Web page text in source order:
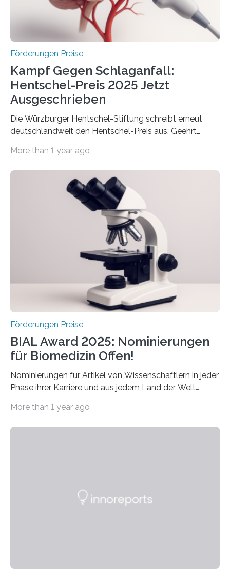
Wirtschaft und Energie eine gute Nachricht:
Überplanmäßige Verpflichtungsermächtigungen in
Förderungen Preise
Kampf Gegen Schlaganfall:
Hentschel-Preis 2025 Jetzt
Ausgeschrieben
Die Würzburger Hentschel-Stiftung schreibt erneut
deutschlandweit den Hentschel-Preis aus. Geehrt
hochrangige wissenschaftliche Publikation zum Thema
Schlaganfall“ mit Sitz in Würzburg fördert die
Schlaganfallforschung, um die Behandlung der
Betroffenen zu verbessern. Dazu schreibt sie auch in
diesem Jahr wieder deutschlandweit den Hentschel-
Preis aus. Er richtet sich gezielt an jüngere
Forscherinnen und Forscher unter 40 Jahren. Geehrt
werden soll eine herausragende Doktorarbeit oder eine
hochrangige wissenschaftliche Publikation zum Thema
More than 1 year ago
Förderungen Preise
BIAL Award 2025: Nominierungen
für Biomedizin Offen!
Nominierungen für Artikel von Wissenschaftlern in jeder
Phase ihrer Karriere und aus jedem Land der Welt
Leben gerufen, um die bemerkenswertesten
Foundation, des BIAL Award in Biomedicine ist in
More than 1 year ago